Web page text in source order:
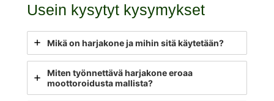
Usein kysytyt kysymykset
Mikä on harjakone ja mihin sitä käytetään?
Miten työnnettävä harjakone eroaa
moottoroidusta mallista?